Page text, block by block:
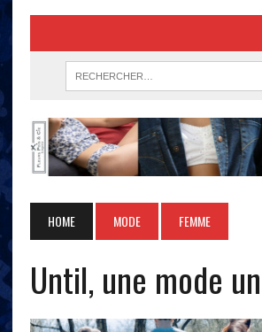
HOME MODE FEMME
Until, une mode